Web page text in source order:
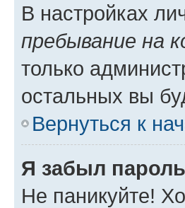
В настройках
пребывание на
только
остальных вы
Вернуться к
Я забыл
Не паникуйте!